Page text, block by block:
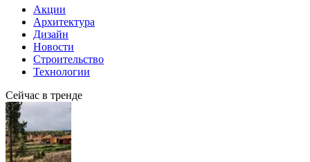
Акции
Архитектура
Дизайн
Новости
Строительство
Технологии
Сейчас в тренде